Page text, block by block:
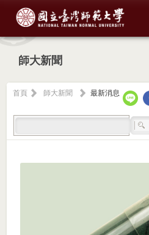
師大新聞
首頁 師大新聞
最新消息